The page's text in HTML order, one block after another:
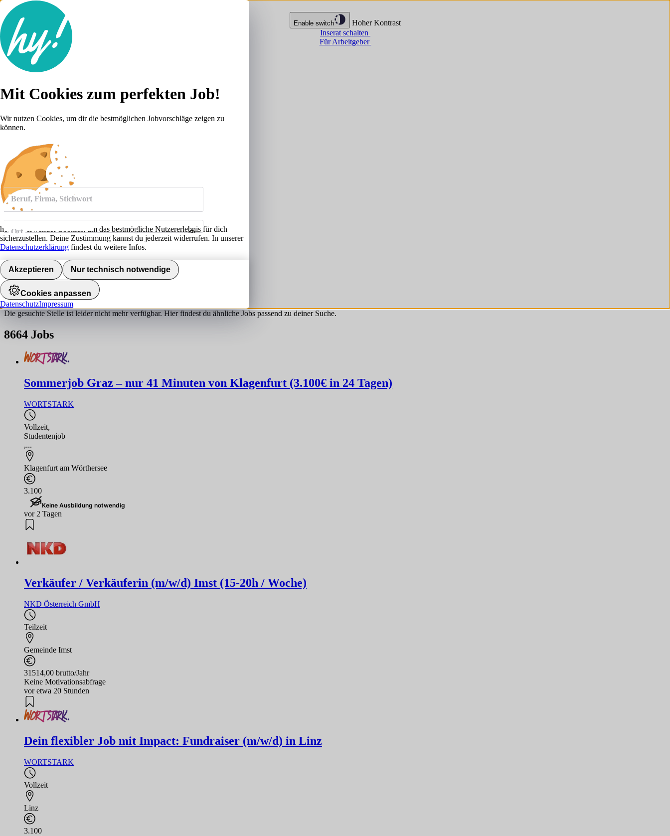
Enable switch
Hoher Kontrast
Inserat schalten
Für Arbeitgeber
Lebenslauf
Karriere-Tipps
Anmelden
Beruf, Firma, Stichwort
Ort
Umkreis
Jobs finden
Job nicht gefunden!
Die gesuchte Stelle ist leider nicht mehr verfügbar. Hier findest du ähnliche Jobs passend zu deiner Suche.
8664 Jobs
Sommerjob Graz – nur 41 Minuten von Klagenfurt (3.100€ in 24 Tagen)
WORTSTARK
Vollzeit,
Studentenjob
,...
Klagenfurt am Wörthersee
3.100
Keine Ausbildung notwendig
vor 2 Tagen
Verkäufer / Verkäuferin (m/w/d) Imst (15-20h / Woche)
NKD Österreich GmbH
Teilzeit
Gemeinde Imst
31514,00 brutto/Jahr
Keine Motivationsabfrage
vor etwa 20 Stunden
Dein flexibler Job mit Impact: Fundraiser (m/w/d) in Linz
WORTSTARK
Vollzeit
Linz
3.100
Mit Cookies zum perfekten Job!
Wir nutzen Cookies, um dir die bestmöglichen Jobvorschläge zeigen zu
können.
hokify verwendet Cookies, um das bestmögliche Nutzererlebnis für dich
sicherzustellen. Deine Zustimmung kannst du jederzeit widerrufen. In unserer
Datenschutzerklärung findest du weitere Infos.
Akzeptieren Nur technisch notwendige
Cookies anpassen
DatenschutzImpressum